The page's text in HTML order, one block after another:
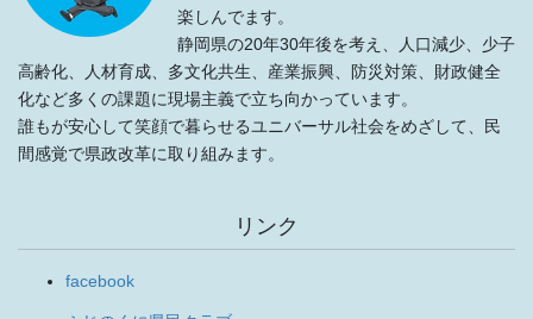
楽しんでます。
静岡県の20年30年後を考え、人口減少、少子
高齢化、人材育成、多文化共生、産業振興、防災対策、財政健全
化など多くの課題に現場主義で立ち向かっています。
誰もが安心して笑顔で暮らせるユニバーサル社会をめざして、民
間感覚で県政改革に取り組みます。
リンク
facebook